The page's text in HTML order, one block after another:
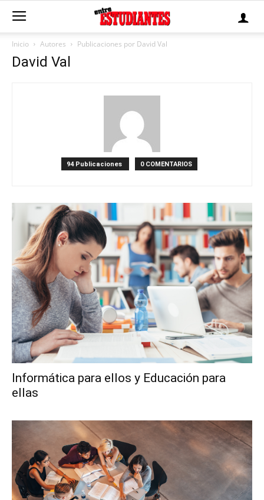
Inicio Autores Publicaciones por David Val
David Val
94 Publicaciones 0 COMENTARIOS
Informática para ellos y Educación para
ellas